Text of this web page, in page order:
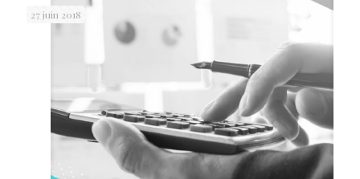
27 juin 2018